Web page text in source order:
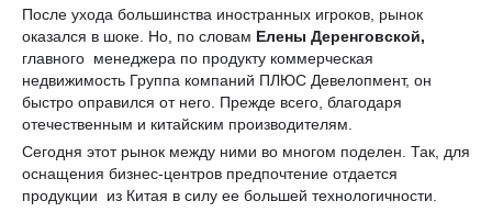
После ухода большинства иностранных игроков, рынок
оказался в шоке. Но, по словам Елены Деренговской,
главного менеджера по продукту коммерческая
недвижимость Группа компаний ПЛЮС Девелопмент, он
быстро оправился от него. Прежде всего, благодаря
отечественным и китайским производителям.
Сегодня этот рынок между ними во многом поделен. Так, для
оснащения бизнес-центров предпочтение отдается
продукции из Китая в силу ее большей технологичности.